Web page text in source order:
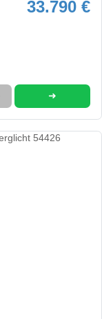
33.790 €
➜